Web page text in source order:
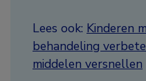
Lees ook: Kinderen
behandeling
middelen versnellen